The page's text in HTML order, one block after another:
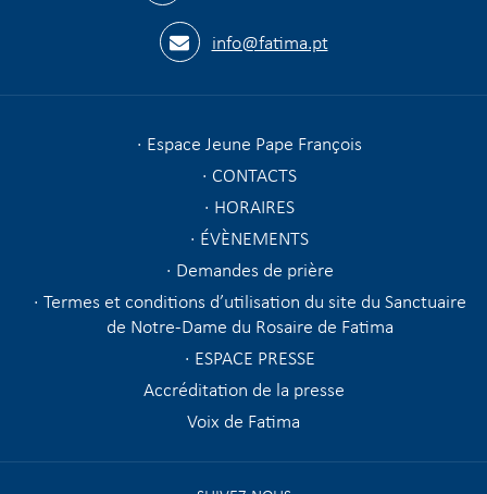
info@fatima.pt
Espace Jeune Pape François
CONTACTS
HORAIRES
ÉVÈNEMENTS
Demandes de prière
Termes et conditions d’utilisation du site du Sanctuaire
de Notre-Dame du Rosaire de Fatima
ESPACE PRESSE
Accréditation de la presse
Voix de Fatima